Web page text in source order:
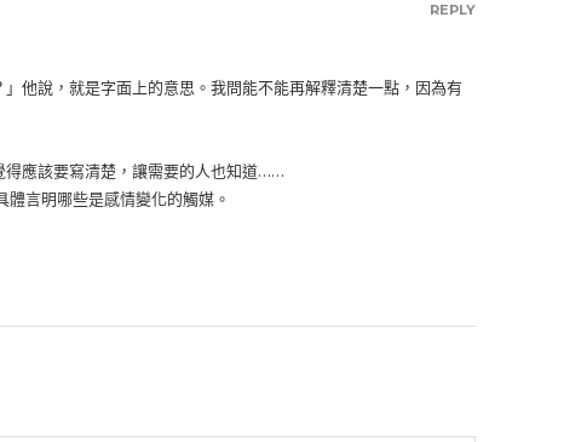
他說，就是字面上的意思。我問能不能再解釋清楚一點，因為有
得應該要寫清楚，讓需要的人也知道……
言明哪些是感情變化的觸媒。
REPLY